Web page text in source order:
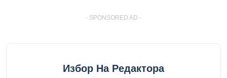
- SPONSORED AD -
Избор На Редактора